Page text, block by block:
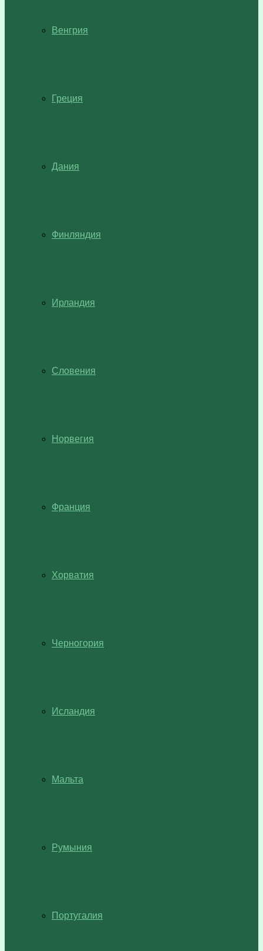
Венгрия
Греция
Дания
Финляндия
Ирландия
Словения
Норвегия
Франция
Хорватия
Черногория
Исландия
Мальта
Румыния
Португалия